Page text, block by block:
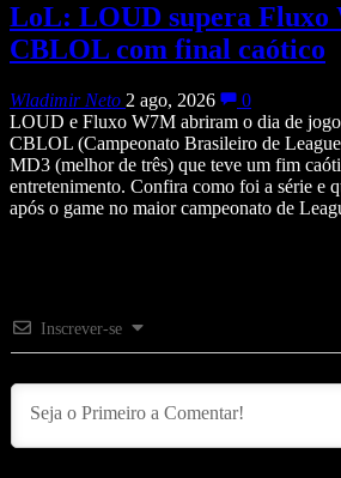
LoL: LOUD supera Fluxo
CBLOL com final caótico
Wladimir Neto 2 ago, 2026
0
LOUD e Fluxo W7M abriram o dia de
CBLOL (Campeonato Brasileiro de
MD3 (melhor de três) que teve um fim
entretenimento. Confira como foi a série e
após o game no maior campeonato de
Inscrever-se